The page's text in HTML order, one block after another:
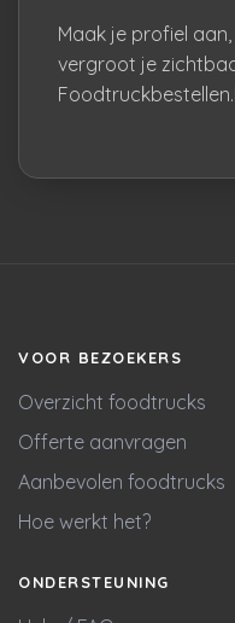
Maak je profiel
vergroot je
VOOR BEZOEKERS
Overzicht foodtrucks
Offerte aanvragen
Aanbevolen foodtrucks
Hoe werkt het?
ONDERSTEUNING